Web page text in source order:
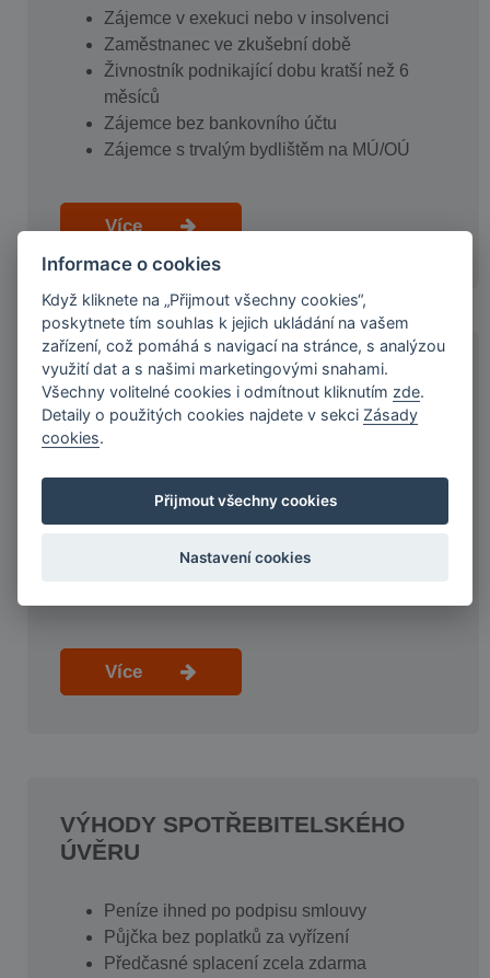
Zájemce v exekuci nebo v insolvenci
Zaměstnanec ve zkušební době
Živnostník podnikající dobu kratší než 6
měsíců
Zájemce bez bankovního účtu
Zájemce s trvalým bydlištěm na MÚ/OÚ
Více
KDO JSME A NAŠE VÝHODY
Jsme přímý poskytovatel spotřebitelských
Více
VÝHODY SPOTŘEBITELSKÉHO
ÚVĚRU
Peníze ihned po podpisu smlouvy
Půjčka bez poplatků za vyřízení
Předčasné splacení zcela zdarma
Informace o cookies
Když kliknete na „Přijmout všechny cookies“,
poskytnete tím souhlas k jejich ukládání na vašem
zařízení, což pomáhá s navigací na stránce, s analýzou
využití dat a s našimi marketingovými snahami.
Všechny volitelné cookies i odmítnout kliknutím zde.
Detaily o použitých cookies najdete v sekci Zásady
cookies.
Přijmout všechny cookies
Nastavení cookies